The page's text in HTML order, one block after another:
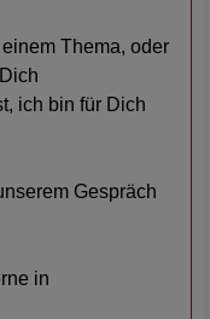
Thema, oder
ich bin für Dich
Gespräch
in